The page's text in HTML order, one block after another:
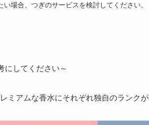
場合、つぎのサービスを検討してください。
にしてください～
ミアムな香水にそれぞれ独自のランクが